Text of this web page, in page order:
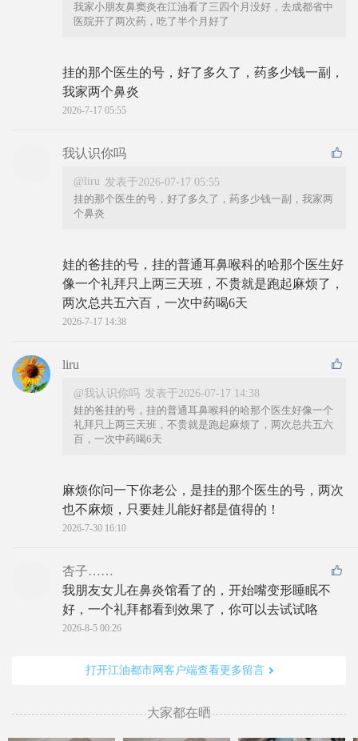
我家小朋友鼻窦炎在江油看了三四个月没好，去成都省中
医院开了两次药，吃了半个月好了
挂的那个医生的号，好了多久了，药多少钱一副，
我家两个鼻炎
2026-7-17 05:55
我认识你吗
@liru 发表于2026-07-17 05:55
挂的那个医生的号，好了多久了，药多少钱一副，我家两
个鼻炎
娃的爸挂的号，挂的普通耳鼻喉科的哈那个医生好
像一个礼拜只上两三天班，不贵就是跑起麻烦了，
两次总共五六百，一次中药喝6天
2026-7-17 14:38
liru
@我认识你吗 发表于2026-07-17 14:38
娃的爸挂的号，挂的普通耳鼻喉科的哈那个医生好像一个
礼拜只上两三天班，不贵就是跑起麻烦了，两次总共五六
百，一次中药喝6天
麻烦你问一下你老公，是挂的那个医生的号，两次
也不麻烦，只要娃儿能好都是值得的！
2026-7-30 16:10
杏子……
我朋友女儿在鼻炎馆看了的，开始嘴变形睡眠不
好，一个礼拜都看到效果了，你可以去试试咯
2026-8-5 00:26
打开江油都市网客户端查看更多留言
大家都在晒